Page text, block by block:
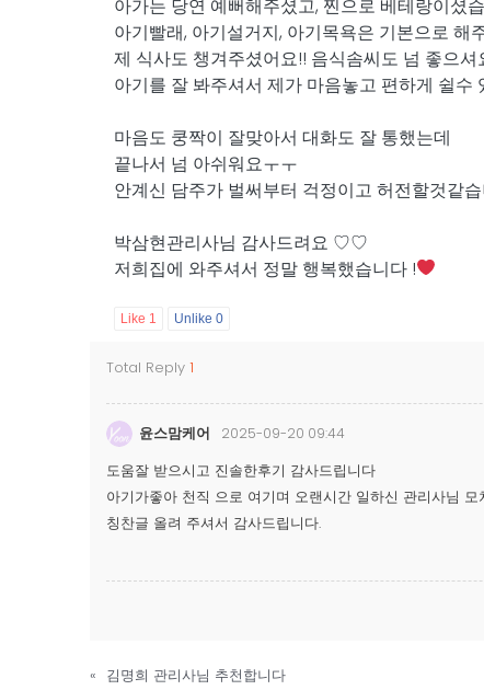
아가는 당연 예뻐해주셨고, 찐으로 베테랑이셨
아기빨래, 아기설거지, 아기목욕은 기본으로 해
제 식사도 챙겨주셨어요!! 음식솜씨도 넘 좋으
아기를 잘 봐주셔서 제가 마음놓고 편하게 쉴수
마음도 쿵짝이 잘맞아서 대화도 잘 통했는데
끝나서 넘 아쉬워요ㅜㅜ
안계신 담주가 벌써부터 걱정이고 허전할것같
박삼현관리사님 감사드려요 ♡♡
저희집에 와주셔서 정말 행복했습니다 !
Like 1 Unlike0
Total Reply1
윤스맘케어 2025-09-20 09:44
도움잘 받으시고 진솔한후기 감사드립니다
아기가좋아 천직 으로 여기며 오랜시간 일하신 관리사님
칭찬글 올려 주셔서 감사드립니다.
« 김명희 관리사님 추천합니다